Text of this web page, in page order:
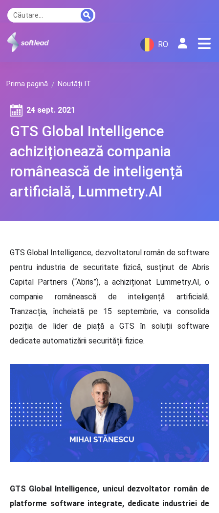
RO
Prima pagină Noutăți IT
GTS Global Intelligence
achiziționează compania
românească de inteligență
artificială, Lummetry.AI
24 sept. 2021
GTS Global Intelligence, dezvoltatorul român de software
pentru industria de securitate fizică, susținut de Abris
Capital Partners (“Abris”), a achiziționat Lummetry.AI, o
companie românească de inteligență artificială.
Tranzacția, încheiată pe 15 septembrie, va consolida
poziția de lider de piață a GTS în soluții software
dedicate automatizării securității fizice.
GTS Global Intelligence, unicul dezvoltator român de
platforme software integrate, dedicate industriei de